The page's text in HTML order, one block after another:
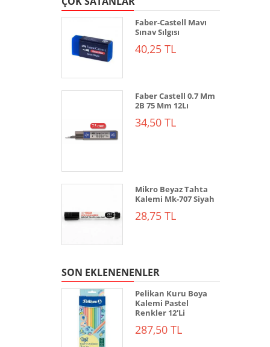
Faber-Castell Mavı
Sınav Sılgısı
40,25 TL
Faber Castell 0.7 Mm
2B 75 Mm 12Lı
34,50 TL
Mikro Beyaz Tahta
Kalemi Mk-707 Siyah
28,75 TL
SON EKLENENENLER
Pelikan Kuru Boya
Kalemi Pastel
Renkler 12'Li
287,50 TL